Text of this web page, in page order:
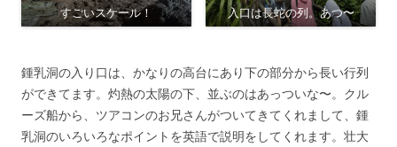
すごいスケール！ 入口は長蛇の列。あつ〜
鍾乳洞の入り口は、かなりの高台にあり下の部分から長い行列
ができてます。灼熱の太陽の下、並ぶのはあっついな〜。クル
ーズ船から、ツアコンのお兄さんがついてきてくれまして、鍾
乳洞のいろいろなポイントを英語で説明をしてくれます。壮大